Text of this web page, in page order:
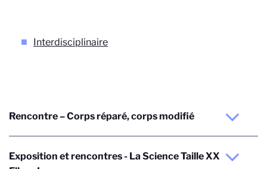
Interdisciplinaire
Rencontre – Corps réparé, corps modifié
Exposition et rencontres - La Science Taille XX